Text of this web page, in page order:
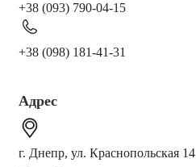
+38 (093) 790-04-15
+38 (098) 181-41-31
Адрес
г. Днепр, ул. Краснопольская 14